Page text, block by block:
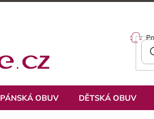
PÁNSKÁ OBUV DĚTSKÁ OBUV